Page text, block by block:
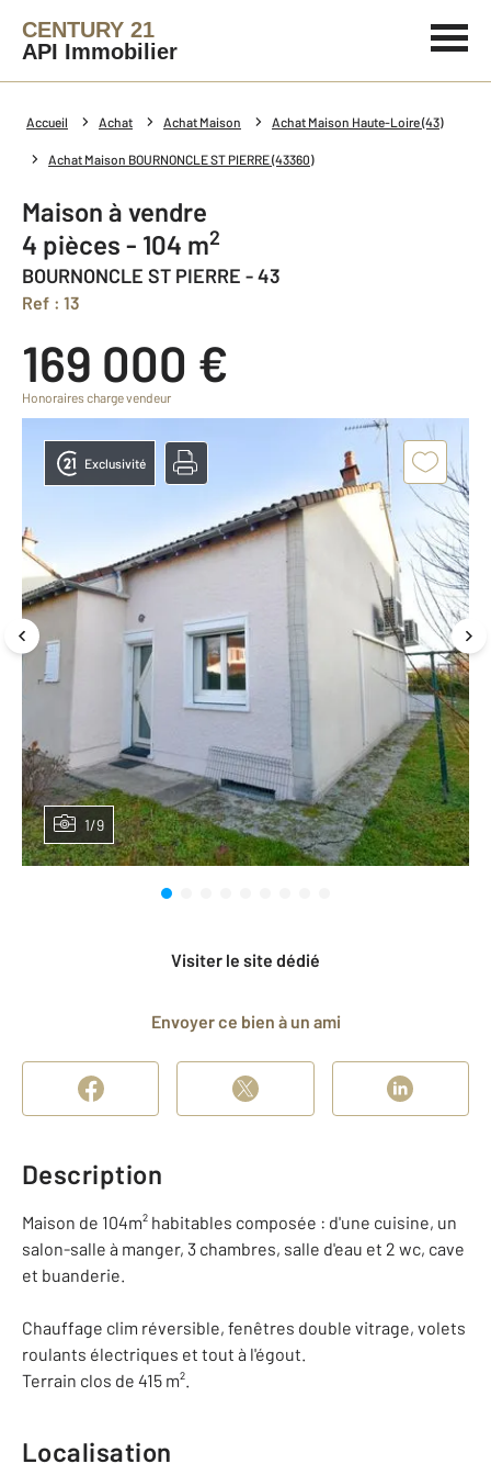
CENTURY 21
API Immobilier
Accueil Achat Achat Maison Achat Maison Haute-Loire (43)
Achat Maison BOURNONCLE ST PIERRE (43360)
Maison à vendre
4 pièces - 104 m2
BOURNONCLE ST PIERRE - 43
Ref : 13
169 000 €
Honoraires charge vendeur
1/9
Exclusivité
Visiter le site dédié
Envoyer ce bien à un ami
Description
Maison de 104m² habitables composée : d'une cuisine, un
salon-salle à manger, 3 chambres, salle d'eau et 2 wc, cave
et buanderie.
Chauffage clim réversible, fenêtres double vitrage, volets
roulants électriques et tout à l'égout.
Terrain clos de 415 m².
Localisation